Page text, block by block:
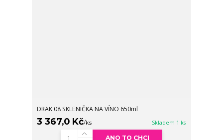
DRAK 08 SKLENIČKA NA VÍNO 650ml
3 367,0 Kč/ks Skladem 1 ks
ANO TO CHCI